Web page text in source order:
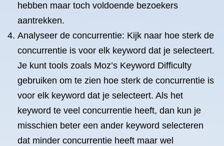
hebben maar toch voldoende bezoekers
aantrekken.
Analyseer de concurrentie: Kijk naar hoe sterk de
concurrentie is voor elk keyword dat je selecteert.
Je kunt tools zoals Moz’s Keyword Difficulty
gebruiken om te zien hoe sterk de concurrentie is
voor elk keyword dat je selecteert. Als het
keyword te veel concurrentie heeft, dan kun je
misschien beter een ander keyword selecteren
dat minder concurrentie heeft maar wel